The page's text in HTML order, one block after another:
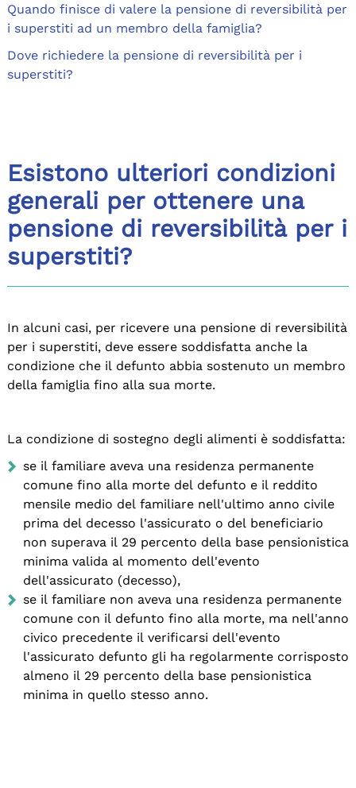
Quando finisce di valere la pensione di reversibilità per
i superstiti ad un membro della famiglia?
Dove richiedere la pensione di reversibilità per i
superstiti?
Esistono ulteriori condizioni
generali per ottenere una
pensione di reversibilità per i
superstiti?
In alcuni casi, per ricevere una pensione di reversibilità
per i superstiti, deve essere soddisfatta anche la
condizione che il defunto abbia sostenuto un membro
della famiglia fino alla sua morte.
La condizione di sostegno degli alimenti è soddisfatta:
se il familiare aveva una residenza permanente
comune fino alla morte del defunto e il reddito
mensile medio del familiare nell'ultimo anno civile
prima del decesso l'assicurato o del beneficiario
non superava il 29 percento della base pensionistica
minima valida al momento dell'evento
dell'assicurato (decesso),
se il familiare non aveva una residenza permanente
comune con il defunto fino alla morte, ma nell'anno
civico precedente il verificarsi dell'evento
l'assicurato defunto gli ha regolarmente corrisposto
almeno il 29 percento della base pensionistica
minima in quello stesso anno.